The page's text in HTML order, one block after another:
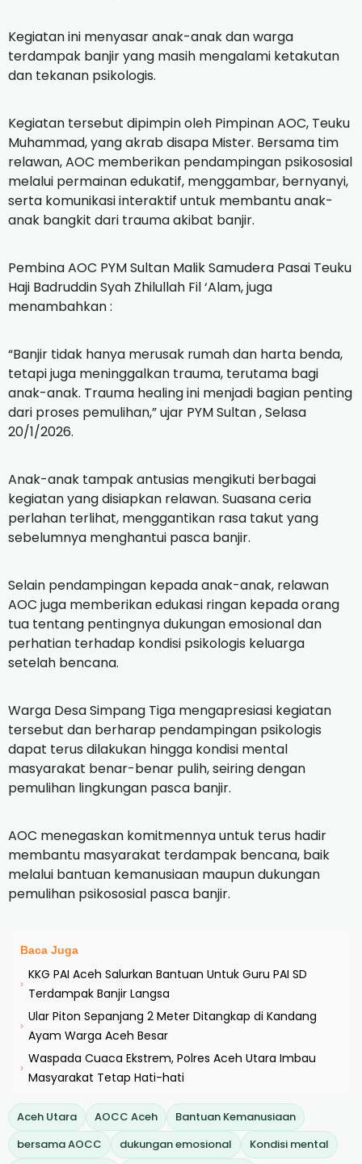
Kegiatan ini menyasar anak-anak dan warga
terdampak banjir yang masih mengalami ketakutan
dan tekanan psikologis.
Kegiatan tersebut dipimpin oleh Pimpinan AOC, Teuku
Muhammad, yang akrab disapa Mister. Bersama tim
relawan, AOC memberikan pendampingan psikososial
melalui permainan edukatif, menggambar, bernyanyi,
serta komunikasi interaktif untuk membantu anak-
anak bangkit dari trauma akibat banjir.
Pembina AOC PYM Sultan Malik Samudera Pasai Teuku
Haji Badruddin Syah Zhilullah Fil ‘Alam, juga
menambahkan :
“Banjir tidak hanya merusak rumah dan harta benda,
tetapi juga meninggalkan trauma, terutama bagi
anak-anak. Trauma healing ini menjadi bagian penting
dari proses pemulihan,” ujar PYM Sultan , Selasa
20/1/2026.
Anak-anak tampak antusias mengikuti berbagai
kegiatan yang disiapkan relawan. Suasana ceria
perlahan terlihat, menggantikan rasa takut yang
sebelumnya menghantui pasca banjir.
Selain pendampingan kepada anak-anak, relawan
AOC juga memberikan edukasi ringan kepada orang
tua tentang pentingnya dukungan emosional dan
perhatian terhadap kondisi psikologis keluarga
setelah bencana.
Warga Desa Simpang Tiga mengapresiasi kegiatan
tersebut dan berharap pendampingan psikologis
dapat terus dilakukan hingga kondisi mental
masyarakat benar-benar pulih, seiring dengan
pemulihan lingkungan pasca banjir.
AOC menegaskan komitmennya untuk terus hadir
membantu masyarakat terdampak bencana, baik
melalui bantuan kemanusiaan maupun dukungan
pemulihan psikososial pasca banjir.
Baca Juga
›
KKG PAI Aceh Salurkan Bantuan Untuk Guru PAI SD
Terdampak Banjir Langsa
›
Ular Piton Sepanjang 2 Meter Ditangkap di Kandang
Ayam Warga Aceh Besar
›
Waspada Cuaca Ekstrem, Polres Aceh Utara Imbau
Masyarakat Tetap Hati-hati
Aceh Utara AOCC Aceh
Bantuan Kemanusiaan
bersama AOCC
dukungan emosional Kondisi mental